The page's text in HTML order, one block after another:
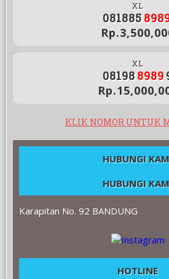
XL
081885
XL
081988989
KLIK NOMOR UNTUK
HUBUNGI
HUBUNGI
Karapitan No. 92 BANDUNG
HOTLINE